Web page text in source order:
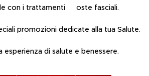
con i trattamenti 💆🏻‍♂️oste fasciali.
promozioni dedicate alla tua Salute.
esperienza di salute e benessere.